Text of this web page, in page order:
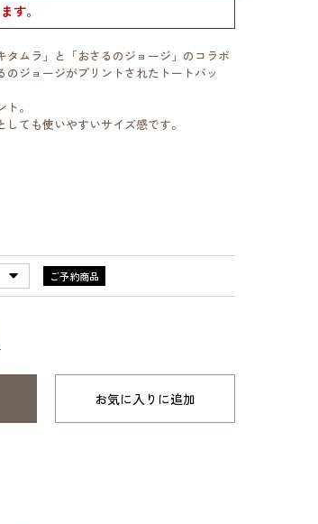
す。
ムラ」と「おさるのジョージ」のコラボ
ジョージがプリントされたトートバッ
。
ても使いやすいサイズ感です。
ご予約商品
お気に入りに追加